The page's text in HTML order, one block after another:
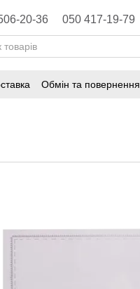
20-36 050 417-19-79
Обмін та повернення